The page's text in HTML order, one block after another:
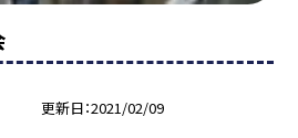
更新日 2021/02/09